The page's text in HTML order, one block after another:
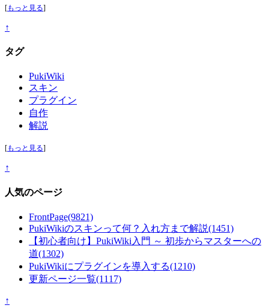
[もっと見る]
↑
タグ
PukiWiki
スキン
プラグイン
自作
解説
[もっと見る]
↑
人気のページ
FrontPage(9821)
PukiWikiのスキンって何？入れ方まで解説(1451)
【初心者向け】PukiWiki入門 ～ 初歩からマスターへの
道(1302)
PukiWikiにプラグインを導入する(1210)
更新ページ一覧(1117)
↑